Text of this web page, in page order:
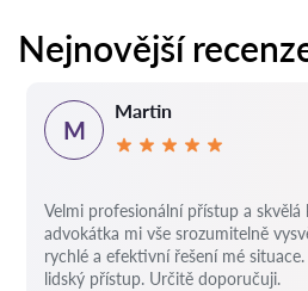
Nejnovější
M
Martin
Velmi profesionální přístup a skvělá
advokátka mi vše srozumitelně
rychlé a efektivní řešení mé
lidský přístup. Určitě doporučuji.